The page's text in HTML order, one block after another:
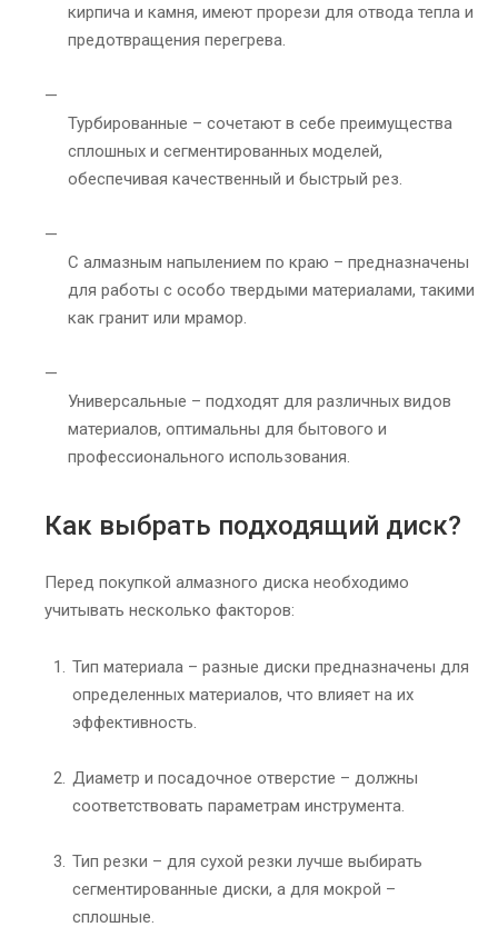
кирпича и камня, имеют прорези для отвода тепла и
предотвращения перегрева.
Турбированные – сочетают в себе преимущества
сплошных и сегментированных моделей,
обеспечивая качественный и быстрый рез.
С алмазным напылением по краю – предназначены
для работы с особо твердыми материалами, такими
как гранит или мрамор.
Универсальные – подходят для различных видов
материалов, оптимальны для бытового и
профессионального использования.
Как выбрать подходящий диск?
Перед покупкой алмазного диска необходимо
учитывать несколько факторов:
Тип материала – разные диски предназначены для
определенных материалов, что влияет на их
эффективность.
Диаметр и посадочное отверстие – должны
соответствовать параметрам инструмента.
Тип резки – для сухой резки лучше выбирать
сегментированные диски, а для мокрой –
сплошные.